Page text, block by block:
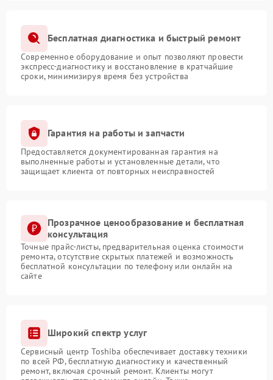
Бесплатная диагностика и быстрый ремонт
Современное оборудование и опыт позволяют провести
экспресс-диагностику и восстановление в кратчайшие
сроки, минимизируя время без устройства
Гарантия на работы и запчасти
Предоставляется документированная гарантия на
выполненные работы и установленные детали, что
защищает клиента от повторных неисправностей
Прозрачное ценообразование и бесплатная
консультация
Точные прайс-листы, предварительная оценка стоимости
ремонта, отсутствие скрытых платежей и возможность
бесплатной консультации по телефону или онлайн на
сайте
Широкий спектр услуг
Сервисный центр Toshiba обеспечивает доставку техники
по всей РФ, бесплатную диагностику и качественный
ремонт, включая срочный ремонт. Клиенты могут